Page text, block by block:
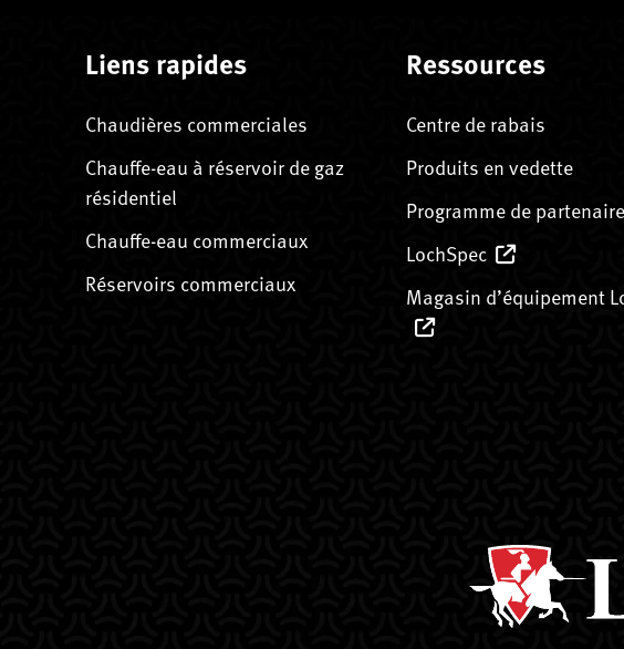
Liens rapides
Chaudières commerciales
Chauffe-eau à réservoir de gaz
résidentiel
Chauffe-eau commerciaux
Réservoirs commerciaux
Ressources
Centre de rabais
Produits en vedette
Programme de
LochSpec
Magasin d’équipement